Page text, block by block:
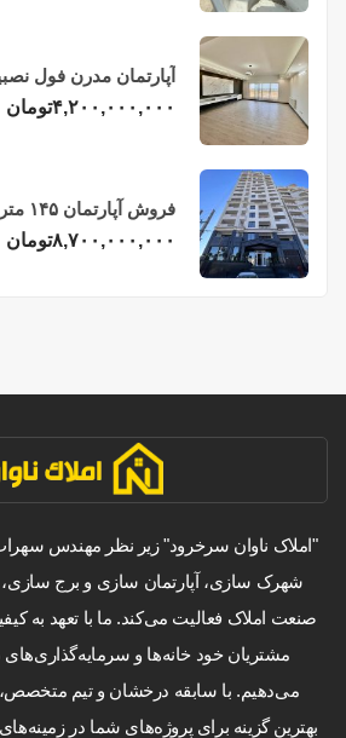
آپارتمان مدرن فول
فریدونکنار
۴,۲۰۰,۰۰۰,۰۰۰تومان
فریدونکنار
۸,۷۰۰,۰۰۰,۰۰۰تومان
"املاک ناوان سرخرود" زیر نظر مهندس
شهرک سازی، آپارتمان سازی و برج سازی،
صنعت املاک فعالیت می‌کند. ما با تعهد به
مشتریان خود خانه‌ها و سرمایه‌گذاری‌های
می‌دهیم. با سابقه درخشان و تیم متخصص،
بهترین گزینه برای پروژه‌های شما در